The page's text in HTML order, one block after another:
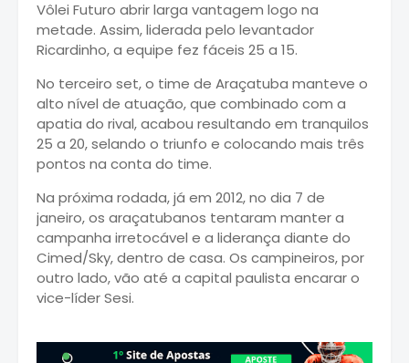
Vôlei Futuro abrir larga vantagem logo na
metade. Assim, liderada pelo levantador
Ricardinho, a equipe fez fáceis 25 a 15.
No terceiro set, o time de Araçatuba manteve o
alto nível de atuação, que combinado com a
apatia do rival, acabou resultando em tranquilos
25 a 20, selando o triunfo e colocando mais três
pontos na conta do time.
Na próxima rodada, já em 2012, no dia 7 de
janeiro, os araçatubanos tentaram manter a
campanha irretocável e a liderança diante do
Cimed/Sky, dentro de casa. Os campineiros, por
outro lado, vão até a capital paulista encarar o
vice-líder Sesi.